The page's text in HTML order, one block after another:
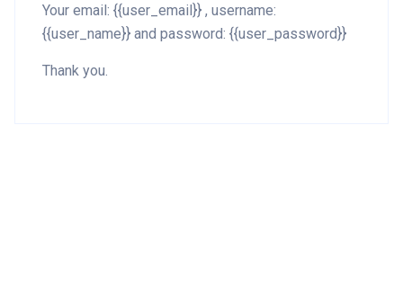
Your email: {{user_email}} , username:
{{user_name}} and password: {{user_password}}
Thank you.